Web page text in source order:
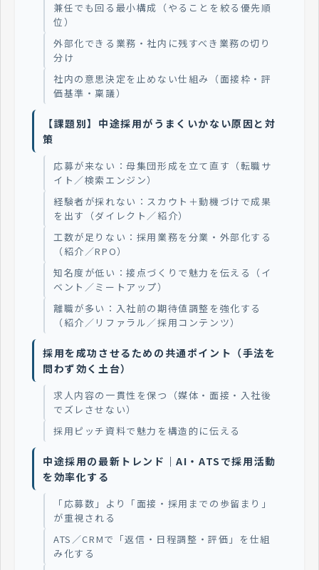
兼任でも回る最小構成（やることを絞る優先順
位）
外部化できる業務・社内に残すべき業務の切り
分け
社内の意思決定を止めない仕組み（面接枠・評
価基準・稟議）
【課題別】中途採用がうまくいかない原因と対
策
応募が来ない：母集団形成を立て直す（転職サ
イト／検索エンジン）
経験者が採れない：スカウト＋動機づけで成果
を出す（ダイレクト／紹介）
工数が足りない：採用業務を分業・外部化する
（紹介／RPO）
知名度が低い：接点づくりで魅力を伝える（イ
ベント／ミートアップ）
離職が多い：入社前の期待値調整を強化する
（紹介／リファラル／採用コンテンツ）
採用を成功させるための共通ポイント（手法を
問わず効く土台）
求人内容の一貫性を保つ（媒体・面接・入社後
でズレさせない）
採用ピッチ資料で魅力を構造的に伝える
中途採用の最新トレンド｜AI・ATSで採用活動
を効率化する
「応募数」より「面接・採用までの歩留まり」
が重視される
ATS／CRMで「返信・日程調整・評価」を仕組
み化する